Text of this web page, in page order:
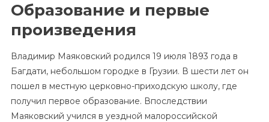
Образование и первые
произведения
Владимир Маяковский родился 19 июля 1893 года в
Багдати, небольшом городке в Грузии. В шести лет он
пошел в местную церковно-приходскую школу, где
получил первое образование. Впоследствии
Маяковский учился в уездной малороссийской